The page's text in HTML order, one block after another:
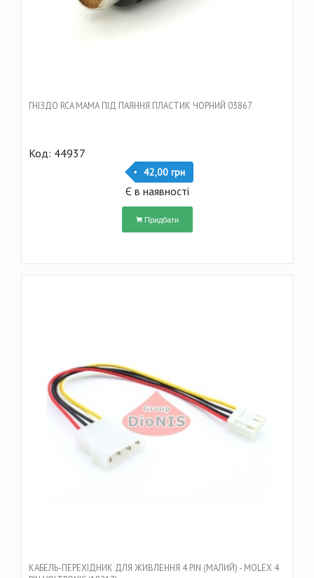
ГНІЗДО RCA МАМА ПІД ПАЯННЯ ПЛАСТИК ЧОРНИЙ 03867
Код: 44937
42,00 грн
Є в наявності
Придбати
КАБЕЛЬ-ПЕРЕХІДНИК ДЛЯ ЖИВЛЕННЯ 4 PIN (МАЛИЙ) - MOLEX 4